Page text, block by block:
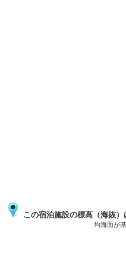
この宿泊施設の標高（海抜）
均海面が